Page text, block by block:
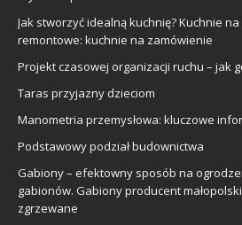
Jak stworzyć idealną kuchnię? Kuchnie
remontowe: kuchnie na zamówienie
Projekt czasowej organizacji ruchu – jak
Taras przyjazny dzieciom
Manometria przemysłowa: kluczowe
Podstawowy podział budownictwa
Gabiony – efektowny sposób na
gabionów. Gabiony producent
zgrzewane